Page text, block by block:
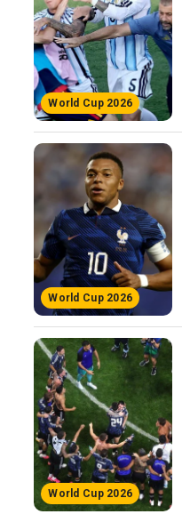
World Cup 2026
World Cup 2026
World Cup 2026